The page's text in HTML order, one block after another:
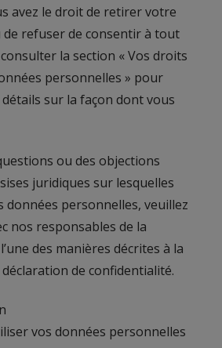
avez le droit de retirer votre
refuser de consentir à tout
la section « Vos droits
personnelles » pour
sur la façon dont vous
ou des objections
juridiques sur lesquelles
données personnelles, veuillez
nos responsables de la
des manières décrites à la
de confidentialité.
vos données personnelles